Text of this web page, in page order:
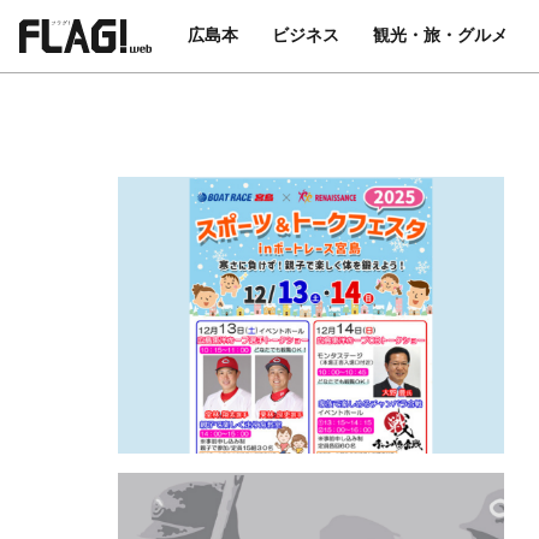
広島本 ビジネス 観光・旅・グルメ